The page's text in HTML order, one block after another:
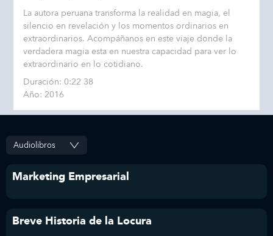
La autora peruana transforma la realidad en magia, el
silencio en revelación y los momentos ordinarios en
extraordinarios. Acompáñanos en este viaje donde la
verdadera magia esta en nuestra capacidad para ver lo
extraordinario en lo cotidiano.
Duración: 0:22 38
Año: 2016
Marketing Empresarial
Breve Historia de la Locura